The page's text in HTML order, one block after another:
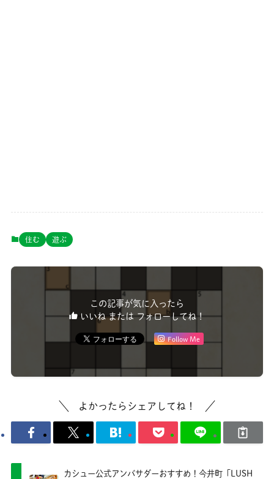
住む 遊ぶ
この記事が気に入ったら
いいね または フォローしてね！
Follow Me
よかったらシェアしてね！
カシュー公式アンバサダーおすすめ！今井町「LUSH